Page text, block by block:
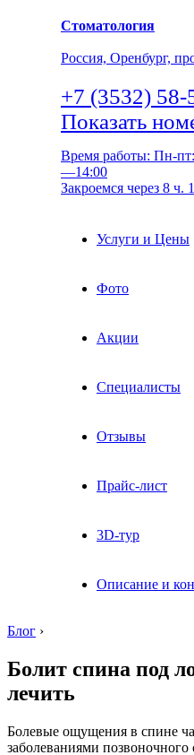
Стоматология
Россия, Оренбург,
+7 (3532) 58-
Показать
Время работы: Пн-
—14:00
Закроемся через 8 ч.
Услуги и Цены
Фото
Акции
Специалисты
Отзывы
Прайс-лист
3D-тур
Описание и
Блог ›
Болит спина под
лечить
Болевые ощущения в спине
заболеваниями позвоночного